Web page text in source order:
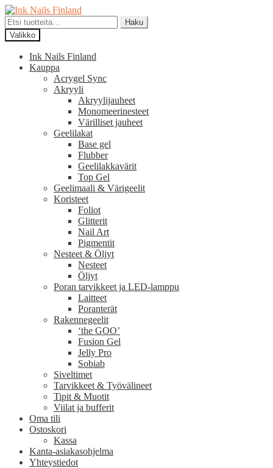
Siirry
navigointiin
Siirry
sisältöön
Etsi:
Haku
Valikko
Ink Nails Finland
Kauppa
Acrygel Sync
Akryyli
Akryylijauheet
Monomeerinesteet
Värilliset jauheet
Geelilakat
Base gel
Flubber
Geelilakkavärit
Top Gel
Geelimaali & Värigeelit
Koristeet
Foliot
Glitterit
Nail Art
Pigmentit
Nesteet & Öljyt
Nesteet
Öljyt
Poran tarvikkeet ja LED-lamppu
Laitteet
Poranterät
Rakennegeelit
‘the GOO’
Fusion Gel
Jelly Pro
Sobiab
Siveltimet
Tarvikkeet & Työvälineet
Tipit & Muotit
Viilat ja bufferit
Oma tili
Ostoskori
Kassa
Kanta-asiakasohjelma
Yhteystiedot